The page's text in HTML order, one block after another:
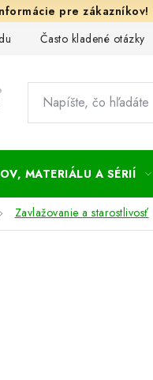
Často kladené otázky
MATERIÁLU A SÉRIÍ
Zavlažovanie a starostlivosť